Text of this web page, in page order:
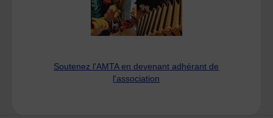
Soutenez l'AMTA en devenant adhérant de
l'association